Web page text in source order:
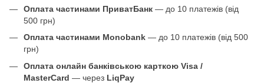
Оплата частинами ПриватБанк — до 10 платежів (від
500 грн)
Оплата частинами Monobank — до 10 платежів (від 500
грн)
Оплата онлайн банківською карткою Visa /
MasterCard — через LiqPay